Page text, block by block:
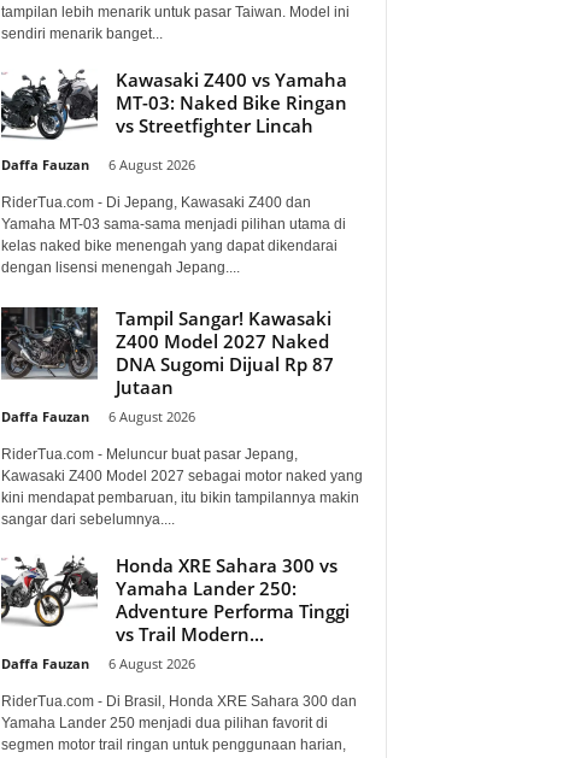
tampilan lebih menarik untuk pasar Taiwan. Model ini
sendiri menarik banget...
Kawasaki Z400 vs Yamaha
MT-03: Naked Bike Ringan
vs Streetfighter Lincah
Daffa Fauzan 6 August 2026
RiderTua.com - Di Jepang, Kawasaki Z400 dan
Yamaha MT-03 sama-sama menjadi pilihan utama di
kelas naked bike menengah yang dapat dikendarai
dengan lisensi menengah Jepang....
Tampil Sangar! Kawasaki
Z400 Model 2027 Naked
DNA Sugomi Dijual Rp 87
Jutaan
Daffa Fauzan 6 August 2026
RiderTua.com - Meluncur buat pasar Jepang,
Kawasaki Z400 Model 2027 sebagai motor naked yang
kini mendapat pembaruan, itu bikin tampilannya makin
sangar dari sebelumnya....
Honda XRE Sahara 300 vs
Yamaha Lander 250:
Adventure Performa Tinggi
vs Trail Modern...
Daffa Fauzan 6 August 2026
RiderTua.com - Di Brasil, Honda XRE Sahara 300 dan
Yamaha Lander 250 menjadi dua pilihan favorit di
segmen motor trail ringan untuk penggunaan harian,